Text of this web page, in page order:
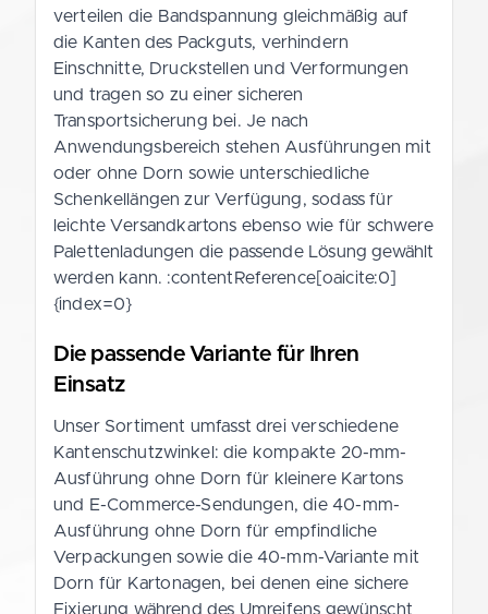
verteilen die Bandspannung gleichmäßig auf
die Kanten des Packguts, verhindern
Einschnitte, Druckstellen und Verformungen
und tragen so zu einer sicheren
Transportsicherung bei. Je nach
Anwendungsbereich stehen Ausführungen mit
oder ohne Dorn sowie unterschiedliche
Schenkellängen zur Verfügung, sodass für
leichte Versandkartons ebenso wie für schwere
Palettenladungen die passende Lösung gewählt
werden kann. :contentReference[oaicite:0]
{index=0}
Die passende Variante für Ihren
Einsatz
Unser Sortiment umfasst drei verschiedene
Kantenschutzwinkel: die kompakte 20-mm-
Ausführung ohne Dorn für kleinere Kartons
und E-Commerce-Sendungen, die 40-mm-
Ausführung ohne Dorn für empfindliche
Verpackungen sowie die 40-mm-Variante mit
Dorn für Kartonagen, bei denen eine sichere
Fixierung während des Umreifens gewünscht